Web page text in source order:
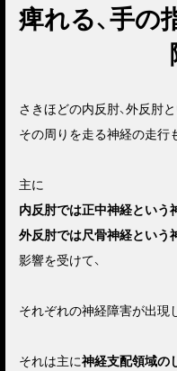
痺れる、手の
さきほどの内反肘、外反肘
その周りを走る神経の走行
主に
内反肘では正中神経という
外反肘では尺骨神経という
影響を受けて、
それぞれの神経障害が出現
それは主に神経支配領域の